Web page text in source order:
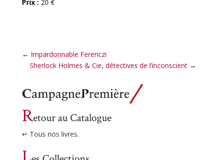
Prix : 20 €
← Impardonnable Ferenczi
Sherlock Holmes & Cie, détectives de l’inconscient →
Retour au Catalogue
↵ Tous nos livres.